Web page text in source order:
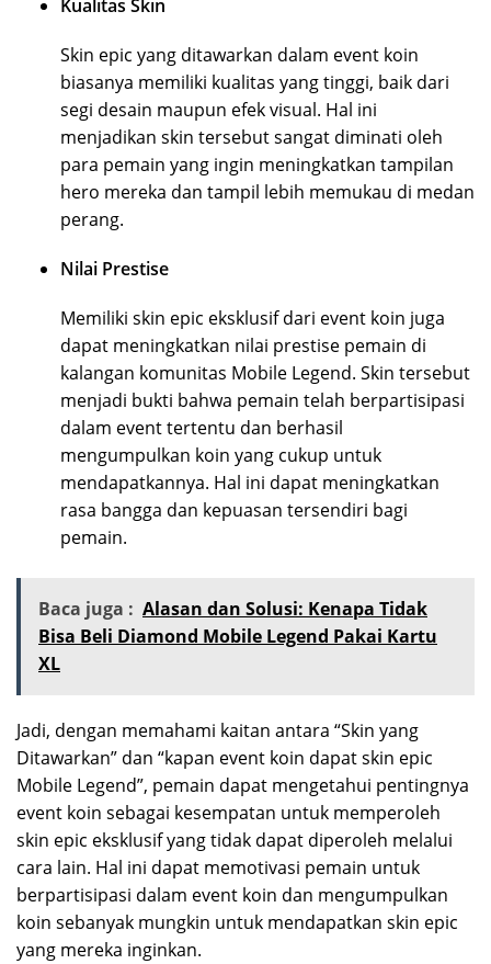
Kualitas Skin
Skin epic yang ditawarkan dalam event koin
biasanya memiliki kualitas yang tinggi, baik dari
segi desain maupun efek visual. Hal ini
menjadikan skin tersebut sangat diminati oleh
para pemain yang ingin meningkatkan tampilan
hero mereka dan tampil lebih memukau di medan
perang.
Nilai Prestise
Memiliki skin epic eksklusif dari event koin juga
dapat meningkatkan nilai prestise pemain di
kalangan komunitas Mobile Legend. Skin tersebut
menjadi bukti bahwa pemain telah berpartisipasi
dalam event tertentu dan berhasil
mengumpulkan koin yang cukup untuk
mendapatkannya. Hal ini dapat meningkatkan
rasa bangga dan kepuasan tersendiri bagi
pemain.
Baca juga : Alasan dan Solusi: Kenapa Tidak
Bisa Beli Diamond Mobile Legend Pakai Kartu
XL
Jadi, dengan memahami kaitan antara “Skin yang
Ditawarkan” dan “kapan event koin dapat skin epic
Mobile Legend”, pemain dapat mengetahui pentingnya
event koin sebagai kesempatan untuk memperoleh
skin epic eksklusif yang tidak dapat diperoleh melalui
cara lain. Hal ini dapat memotivasi pemain untuk
berpartisipasi dalam event koin dan mengumpulkan
koin sebanyak mungkin untuk mendapatkan skin epic
yang mereka inginkan.